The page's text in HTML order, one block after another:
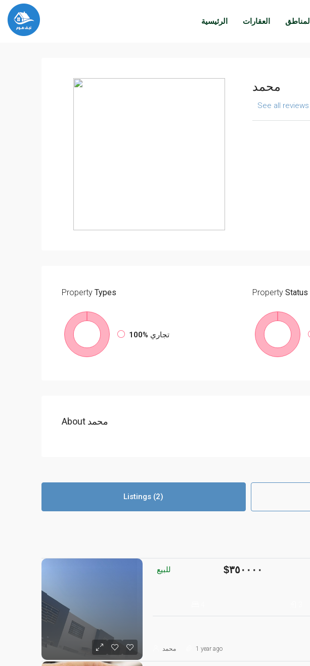
الرئيسية العقارات المناطق
محمد
See all reviews
Property Types
100% تجاري
PropertyStatus
About محمد
Listings (2)
للبيع
٣٥٠٠٠٠
محمد 1 year ago